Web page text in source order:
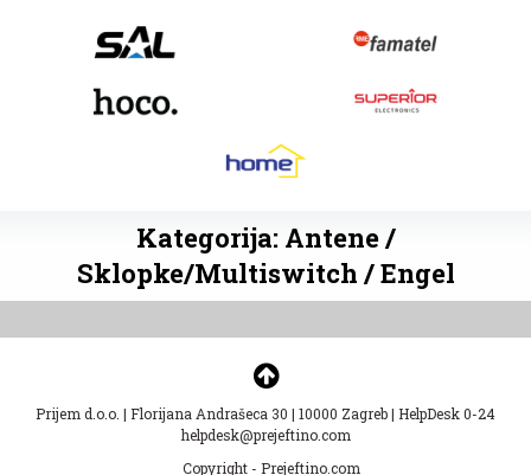
Kategorija: Antene /
Sklopke/Multiswitch / Engel
Prijem d.o.o. | Florijana Andrašeca 30 | 10000 Zagreb| HelpDesk 0-24
helpdesk@prejeftino.com
Copyright - Prejeftino.com